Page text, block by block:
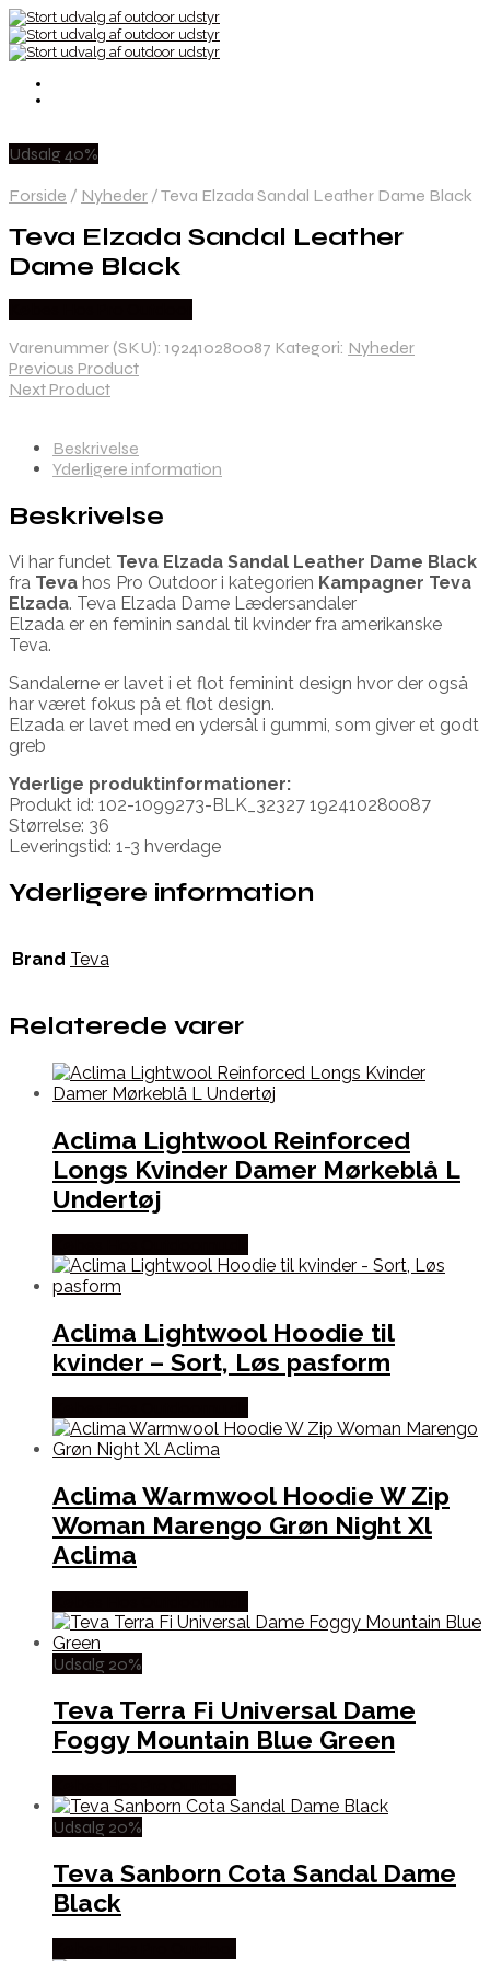
Udsalg 40%
Forside / Nyheder /Teva Elzada Sandal Leather Dame Black
Teva Elzada Sandal Leather
Dame Black
Varenummer (SKU): 192410280087 Kategori: Nyheder
Previous Product
Next Product
Beskrivelse
Yderligere information
Beskrivelse
Vi har fundet Teva Elzada Sandal Leather Dame Black
fra Teva hos Pro Outdoor i kategorien Kampagner Teva
Elzada. Teva Elzada Dame Lædersandaler
Elzada er en feminin sandal til kvinder fra amerikanske
Teva.
Sandalerne er lavet i et flot feminint design hvor der også
har været fokus på et flot design.
Elzada er lavet med en ydersål i gummi, som giver et godt
greb
Yderlige produktinformationer:
Produkt id: 102-1099273-BLK_32327 192410280087
Størrelse: 36
Leveringstid: 1-3 hverdage
Yderligere information
Brand Teva
Relaterede varer
Aclima Lightwool Reinforced
Longs Kvinder Damer Mørkeblå L
Undertøj
Aclima Lightwool Hoodie til
kvinder – Sort, Løs pasform
Aclima Warmwool Hoodie W Zip
Woman Marengo Grøn Night Xl
Aclima
Udsalg 20%
Teva Terra Fi Universal Dame
Foggy Mountain Blue Green
Udsalg 20%
Teva Sanborn Cota Sandal Dame
Black